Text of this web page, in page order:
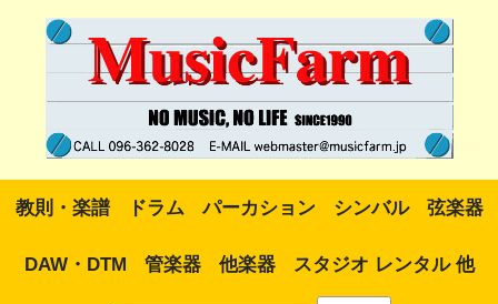
教則・楽譜 ドラム パーカション シンバル 弦楽器
DAW・DTM 管楽器 他楽器 スタジオ レンタル 他